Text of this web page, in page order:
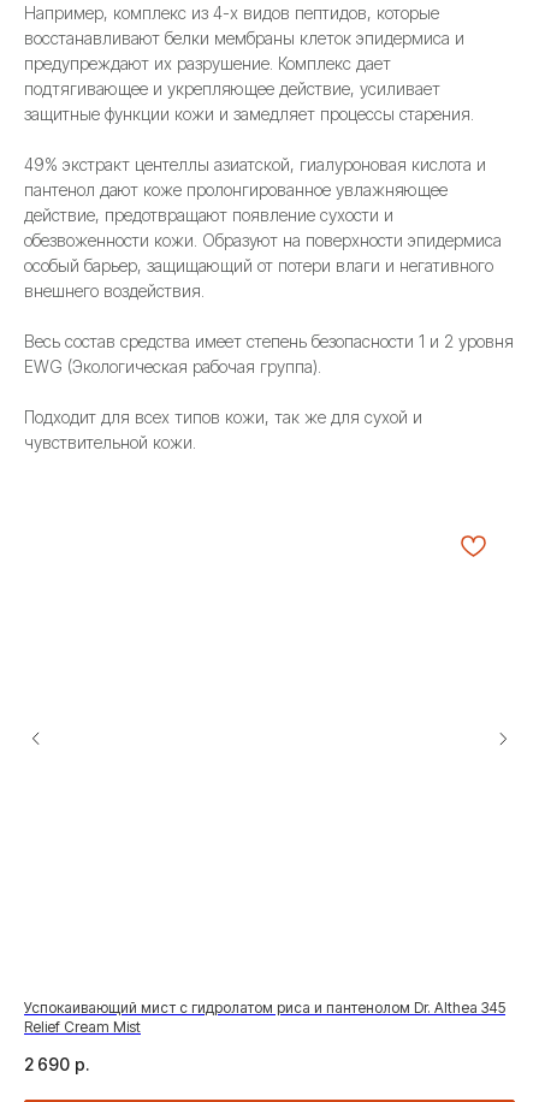
Например, комплекс из 4-х видов пептидов, которые
восстанавливают белки мембраны клеток эпидермиса и
предупреждают их разрушение. Комплекс дает
подтягивающее и укрепляющее действие, усиливает
защитные функции кожи и замедляет процессы старения.
49% экстракт центеллы азиатской, гиалуроновая кислота и
пантенол дают коже пролонгированное увлажняющее
действие, предотвращают появление сухости и
обезвоженности кожи. Образуют на поверхности эпидермиса
особый барьер, защищающий от потери влаги и негативного
внешнего воздействия.
Весь состав средства имеет степень безопасности 1 и 2 уровня
EWG (Экологическая рабочая группа).
Подходит для всех типов кожи, так же для сухой и
чувствительной кожи.
Успокаивающий мист с гидролатом риса и пантенолом Dr. Althea 345
Relief Cream Mist
2 690 р.